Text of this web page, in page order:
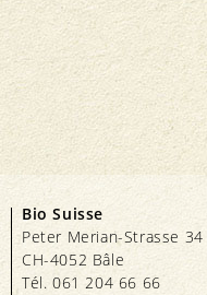
Bio Suisse
Peter Merian-Strasse 34
CH-4052 Bâle
Tél. 061 204 66 66